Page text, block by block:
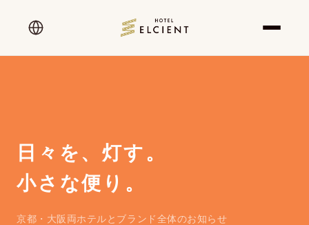
日々を、灯す。
小さな便り。
京都・大阪両ホテルとブランド全体のお知らせ